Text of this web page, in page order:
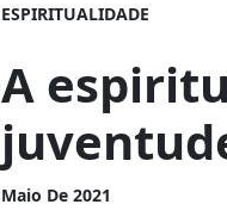
ESPIRITUALIDADE
A
Maio De 2021